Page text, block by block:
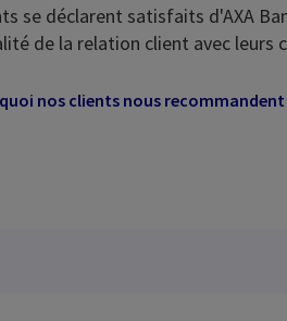
se déclarent satisfaits d'AXA
de la relation client avec leurs
nos clients nous recommandent